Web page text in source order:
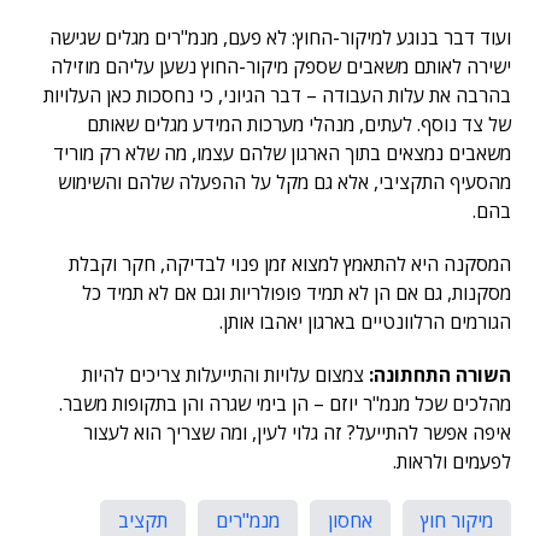
ועוד דבר בנוגע למיקור-החוץ: לא פעם, מנמ"רים מגלים שגישה
ישירה לאותם משאבים שספק מיקור-החוץ נשען עליהם מוזילה
בהרבה את עלות העבודה – דבר הגיוני, כי נחסכות כאן העלויות
של צד נוסף. לעתים, מנהלי מערכות המידע מגלים שאותם
משאבים נמצאים בתוך הארגון שלהם עצמו, מה שלא רק מוריד
מהסעיף התקציבי, אלא גם מקל על ההפעלה שלהם והשימוש
בהם.
המסקנה היא להתאמץ למצוא זמן פנוי לבדיקה, חקר וקבלת
מסקנות, גם אם הן לא תמיד פופולריות וגם אם לא תמיד כל
הגורמים הרלוונטיים בארגון יאהבו אותן.
השורה התחתונה: צמצום עלויות והתייעלות צריכים להיות
מהלכים שכל מנמ"ר יוזם – הן בימי שגרה והן בתקופות משבר.
איפה אפשר להתייעל? זה גלוי לעין, ומה שצריך הוא לעצור
לפעמים ולראות.
מיקור חוץ אחסון מנמ"רים
תקציב